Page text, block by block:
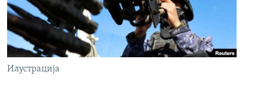
Илустрација